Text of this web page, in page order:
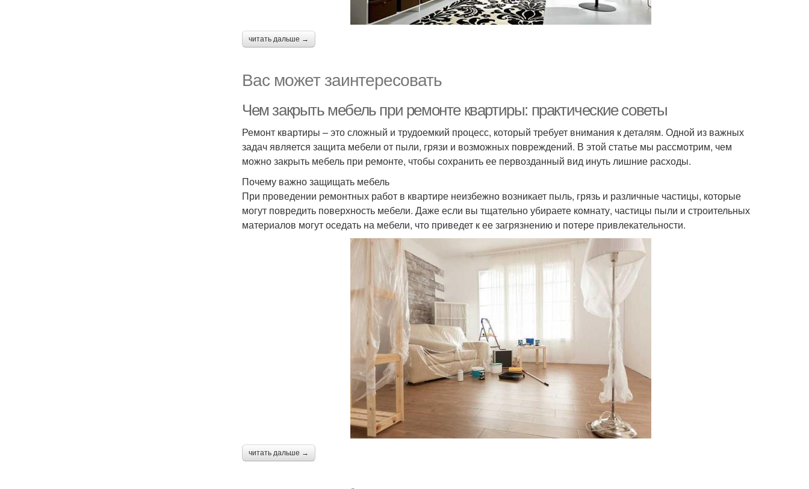
читать дальше →
Вас может заинтересовать
Чем закрыть мебель при ремонте квартиры: практические советы
Ремонт квартиры – это сложный и трудоемкий процесс, который требует внимания к деталям. Одной из важных
задач является защита мебели от пыли, грязи и возможных повреждений. В этой статье мы рассмотрим, чем
можно закрыть мебель при ремонте, чтобы сохранить ее первозданный вид инуть лишние расходы.
Почему важно защищать мебель
При проведении ремонтных работ в квартире неизбежно возникает пыль, грязь и различные частицы, которые
могут повредить поверхность мебели. Даже если вы тщательно убираете комнату, частицы пыли и строительных
материалов могут оседать на мебели, что приведет к ее загрязнению и потере привлекательности.
читать дальше →